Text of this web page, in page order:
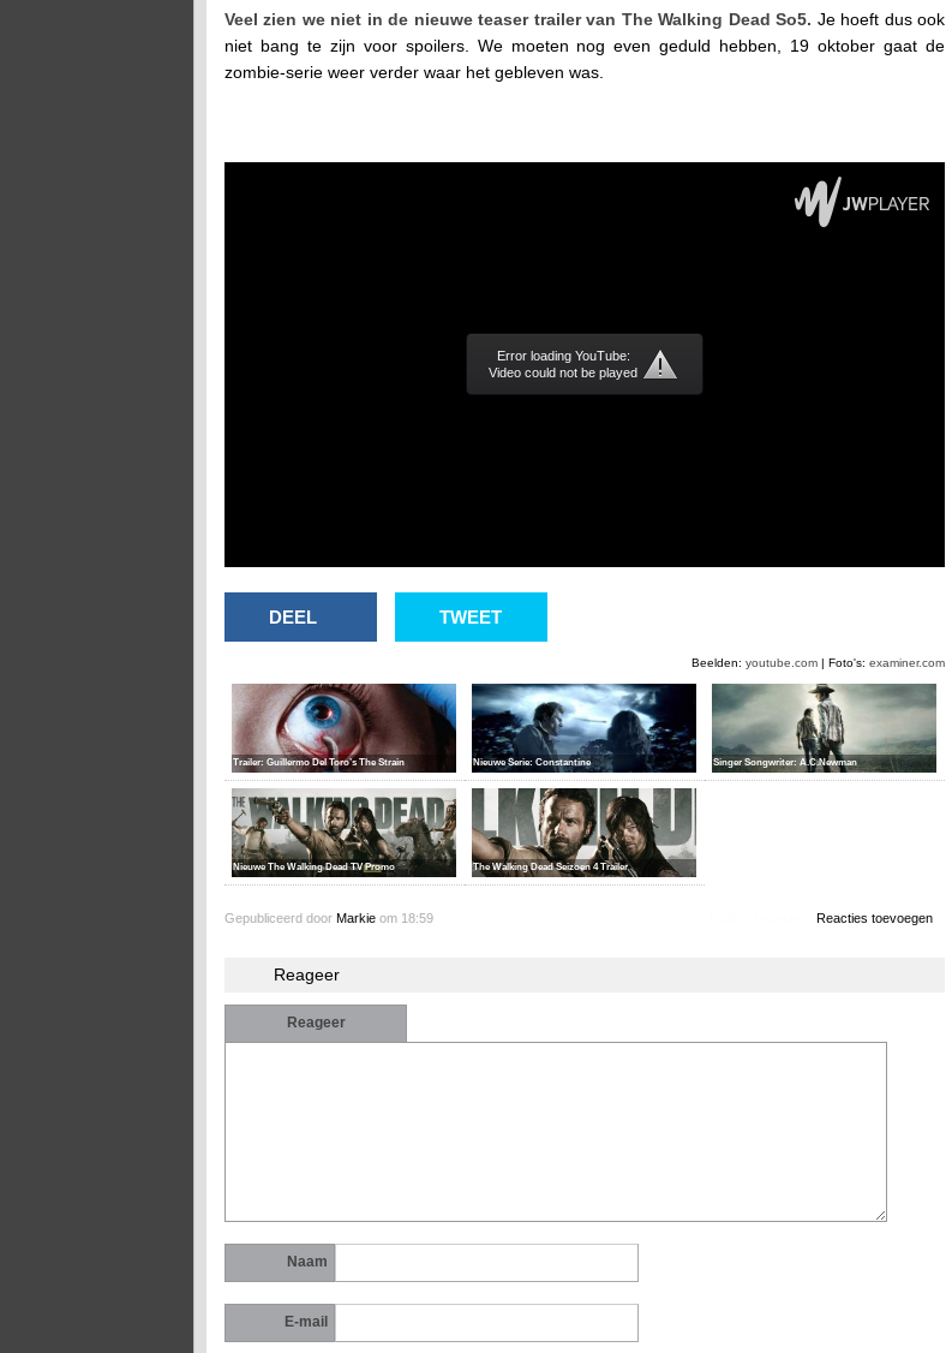
Veel zien we niet in de nieuwe teaser trailer van The Walking Dead So5. Je hoeft dus ook
niet bang te zijn voor spoilers. We moeten nog even geduld hebben, 19 oktober gaat de
zombie-serie weer verder waar het gebleven was.
Error loading YouTube:
Video could not be played
DEEL TWEET
Beelden: youtube.com | Foto's: examiner.com
Trailer: Guillermo Del Toro’s The Strain Nieuwe Serie: Constantine Singer Songwriter: A.C.Newman
Nieuwe The Walking Dead TV Promo The Walking Dead Seizoen 4 Trailer
Gepubliceerd door Markie om 18:59 Reacties toevoegen
Reageer
Reageer
Naam
E-mail